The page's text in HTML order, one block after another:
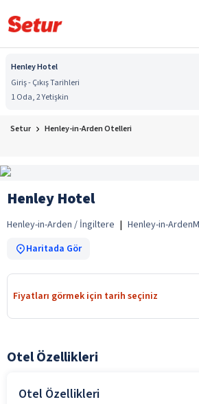
Henley Hotel
Giriş - Çıkış Tarihleri
1 Oda, 2 Yetişkin
Setur Henley-in-Arden Otelleri
Henley Hotel
Henley-in-Arden / İngiltere | Henley-in-Arden
Haritada Gör
Fiyatları görmek için tarih seçiniz
Otel Özellikleri
Otel Özellikleri